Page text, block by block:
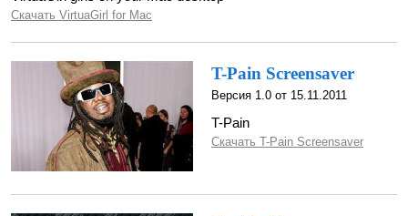
Скачать VirtuaGirl for Mac
T-Pain Screensaver
Версия 1.0 от 15.11.2011
T-Pain
Скачать T-Pain Screensaver